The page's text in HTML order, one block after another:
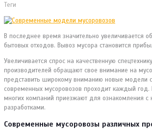
Теги
В последнее время значительно увеличивается
бытовых отходов. Вывоз мусора становится
Увеличивается спрос на качественную
производителей обращают свое внимание на
представить широкому вниманию новые модели
современных мусоровозов проходит каждый год.
многих компаний приезжают для ознакомления
разработками.
Современные мусоровозы различных